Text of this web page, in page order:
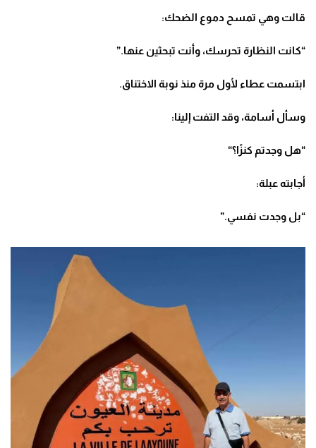
قالت وهي تمسح دموع الضحك:
“كانت النظارة تحرسك، وأنت تبحثين عنها.”
ابتسمت عطاء لأول مرة منذ نوبة الاختناق.
وسأل أسامة، وقد التفت إلينا:
“هل وجدتم كنزًا؟“
أجابته عبلة:
“بل وجدت نفسي.”